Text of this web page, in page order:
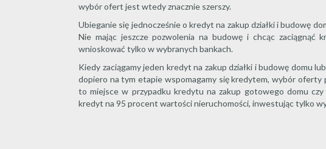
wybór ofert jest wtedy znacznie szerszy.
Ubieganie się jednocześnie o kredyt na zakup działki i budowę
Nie mając jeszcze pozwolenia na budowę i chcąc zaciągnąć
wnioskować tylko w wybranych bankach.
Kiedy zaciągamy jeden kredyt na zakup działki i budowę domu
dopiero na tym etapie wspomagamy się kredytem, wybór oferty
to miejsce w przypadku kredytu na zakup gotowego domu czy
kredyt na 95 procent wartości nieruchomości, inwestując tylko